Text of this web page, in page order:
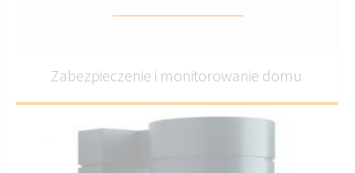
Zabezpieczenie i monitorowanie domu